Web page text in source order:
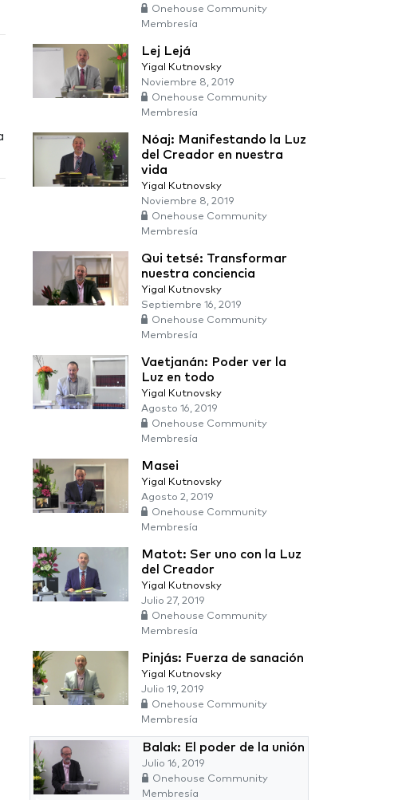
Onehouse Community
Membresía
Lej Lejá
Yigal Kutnovsky
Noviembre 8, 2019
Onehouse Community
Membresía
Nóaj: Manifestando la Luz
del Creador en nuestra
vida
Yigal Kutnovsky
Noviembre 8, 2019
Onehouse Community
Membresía
Qui tetsé: Transformar
nuestra conciencia
Yigal Kutnovsky
Septiembre 16, 2019
Onehouse Community
Membresía
Vaetjanán: Poder ver la
Luz en todo
Yigal Kutnovsky
Agosto 16, 2019
Onehouse Community
Membresía
Masei
Yigal Kutnovsky
Agosto 2, 2019
Onehouse Community
Membresía
Matot: Ser uno con la Luz
del Creador
Yigal Kutnovsky
Julio 27, 2019
Onehouse Community
Membresía
Pinjás: Fuerza de sanación
Yigal Kutnovsky
Julio 19, 2019
Onehouse Community
Membresía
Balak: El poder de la unión
Julio 16, 2019
Onehouse Community
Membresía